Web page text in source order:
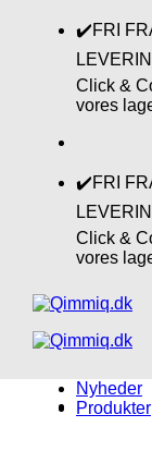
✔️FRI
Click &
vores
✔️FRI
Click &
vores
Nyheder
Produkter